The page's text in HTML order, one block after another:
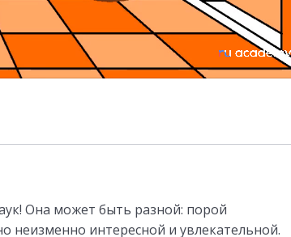
Она может быть разной: порой
неизменно интересной и увлекательной.